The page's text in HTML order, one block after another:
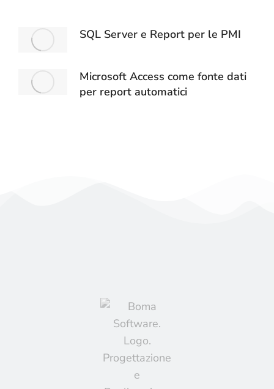
SQL Server e Report per le PMI
Microsoft Access come fonte dati
per report automatici